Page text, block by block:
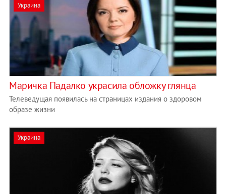
Украина
Маричка Падалко украсила обложку глянца
Телеведущая появилась на страницах издания о здоровом
образе жизни
Украина